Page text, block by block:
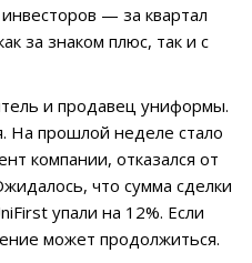
— за квартал
за знаком плюс, так и с
и продавец униформы.
На прошлой неделе стало
компании, отказался от
что сумма сделки
упали на 12%. Если
может продолжиться.